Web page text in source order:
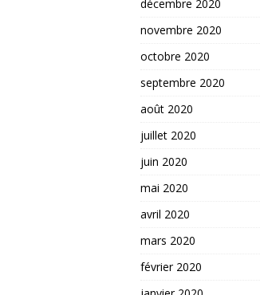
décembre 2020
novembre 2020
octobre 2020
septembre 2020
août 2020
juillet 2020
juin 2020
mai 2020
avril 2020
mars 2020
février 2020